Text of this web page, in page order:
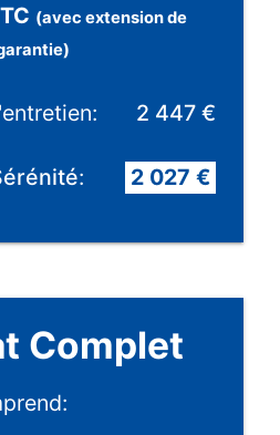
(avec extension de
2 447 €
: 2 027 €
Complet